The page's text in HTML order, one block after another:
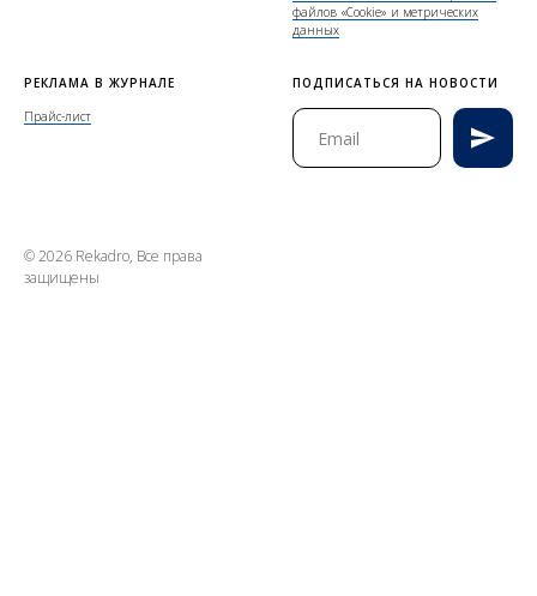
файлов «Cookie» и метрических
данных
РЕКЛАМА В ЖУРНАЛЕ
Прайс-лист
ПОДПИСАТЬСЯ НА НОВОСТИ
© 2026 Rekadro, Все права
защищены